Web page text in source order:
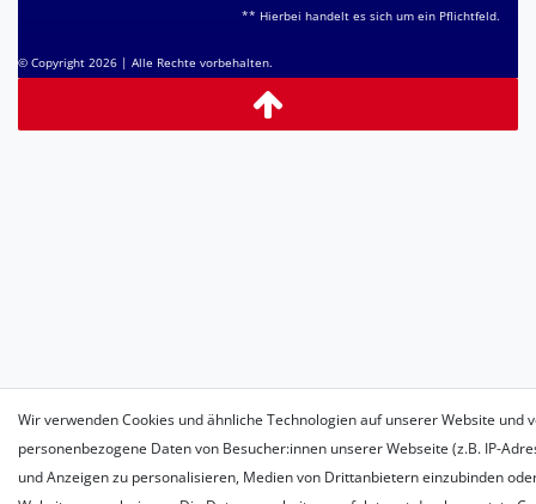
** Hierbei handelt es sich um ein Pflichtfeld.
© Copyright 2026 | Alle Rechte vorbehalten.
Wir verwenden Cookies und ähnliche Technologien auf unserer Website und
personenbezogene Daten von Besucher:innen unserer Webseite (z.B. IP-
und Anzeigen zu personalisieren, Medien von Drittanbietern einzubinden